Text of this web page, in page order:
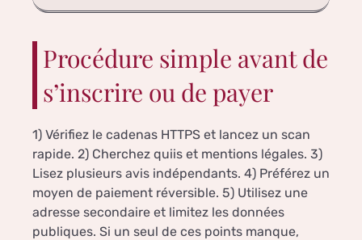
Procédure simple avant de
s’inscrire ou de payer
1) Vérifiez le cadenas HTTPS et lancez un scan
rapide. 2) Cherchez quiis et mentions légales. 3)
Lisez plusieurs avis indépendants. 4) Préférez un
moyen de paiement réversible. 5) Utilisez une
adresse secondaire et limitez les données
publiques. Si un seul de ces points manque,